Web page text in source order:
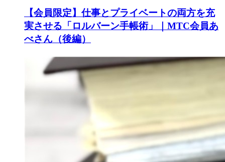
【会員限定】仕事とプライベートの両方を充
実させる「ロルバーン手帳術」｜MTC会員あ
べさん（後編）